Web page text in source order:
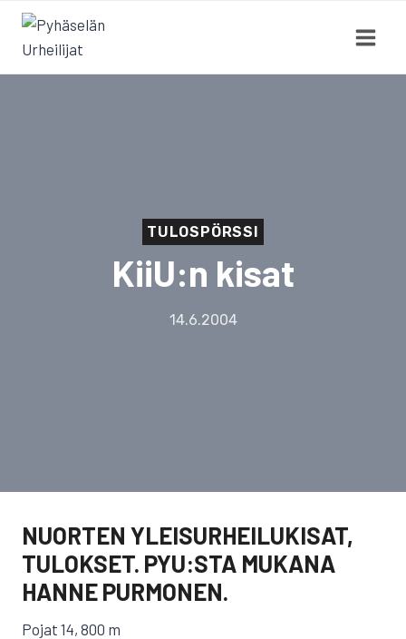
Siirry
sisältöön
TULOSPÖRSSI
KiiU:n kisat
14.6.2004
NUORTEN YLEISURHEILUKISAT,
TULOKSET. PYU:STA MUKANA
HANNE PURMONEN.
Pojat 14, 800 m